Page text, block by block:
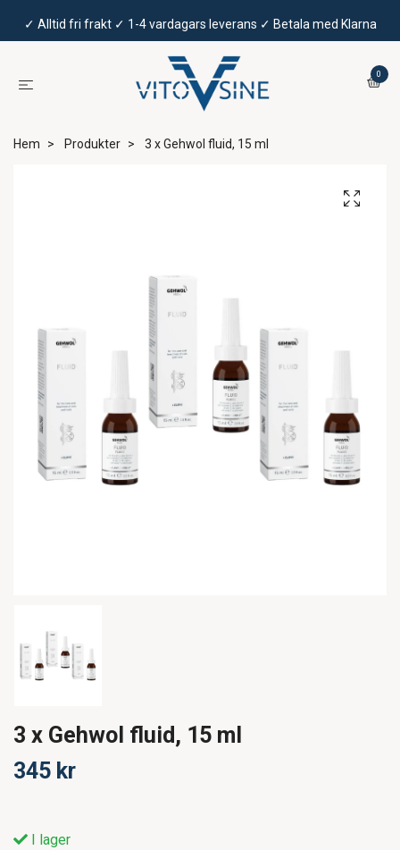
✓ Alltid fri frakt ✓ 1-4 vardagars leverans ✓ Betala med Klarna
0
Hem Produkter 3 x Gehwol fluid, 15 ml
3 x Gehwol fluid, 15 ml
345 kr
I lager